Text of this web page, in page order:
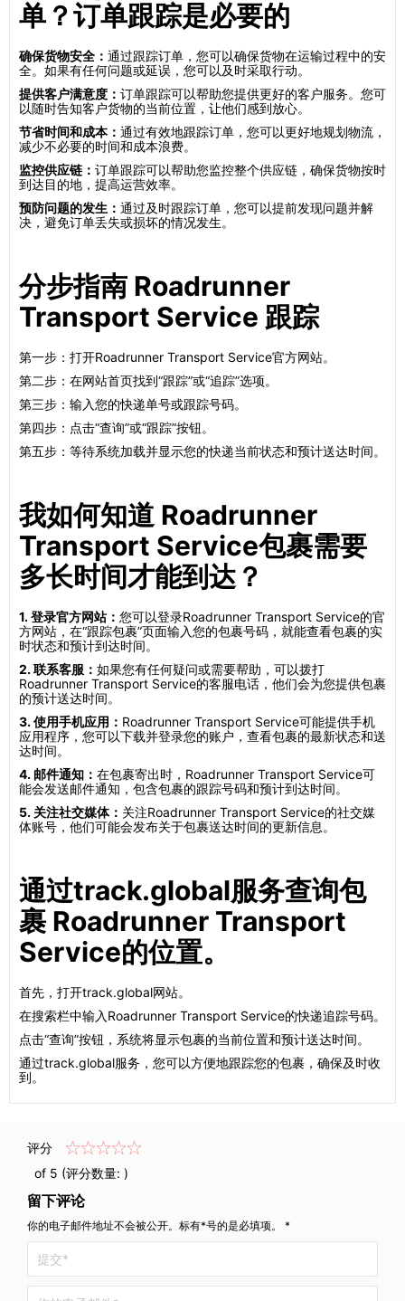
单？订单跟踪是必要的
确保货物安全： 通过跟踪订单，您可以确保货物在运输过程中的安
全。如果有任何问题或延误，您可以及时采取行动。
提供客户满意度： 订单跟踪可以帮助您提供更好的客户服务。您可
以随时告知客户货物的当前位置，让他们感到放心。
节省时间和成本： 通过有效地跟踪订单，您可以更好地规划物流，
减少不必要的时间和成本浪费。
监控供应链： 订单跟踪可以帮助您监控整个供应链，确保货物按时
到达目的地，提高运营效率。
预防问题的发生： 通过及时跟踪订单，您可以提前发现问题并解
决，避免订单丢失或损坏的情况发生。
分步指南 Roadrunner
Transport Service 跟踪
第一步：打开Roadrunner Transport Service官方网站。
第二步：在网站首页找到“跟踪”或“追踪”选项。
第三步：输入您的快递单号或跟踪号码。
第四步：点击“查询”或“跟踪”按钮。
第五步：等待系统加载并显示您的快递当前状态和预计送达时间。
我如何知道 Roadrunner
Transport Service包裹需要
多长时间才能到达？
1. 登录官方网站： 您可以登录Roadrunner Transport Service的官
方网站，在“跟踪包裹”页面输入您的包裹号码，就能查看包裹的实
时状态和预计到达时间。
2. 联系客服： 如果您有任何疑问或需要帮助，可以拨打
Roadrunner Transport Service的客服电话，他们会为您提供包裹
的预计送达时间。
3. 使用手机应用： Roadrunner Transport Service可能提供手机
应用程序，您可以下载并登录您的账户，查看包裹的最新状态和送
达时间。
4. 邮件通知： 在包裹寄出时，Roadrunner Transport Service可
能会发送邮件通知，包含包裹的跟踪号码和预计到达时间。
5. 关注社交媒体： 关注Roadrunner Transport Service的社交媒
体账号，他们可能会发布关于包裹送达时间的更新信息。
通过track.global服务查询包
裹 Roadrunner Transport
Service的位置。
首先，打开track.global网站。
在搜索栏中输入Roadrunner Transport Service的快递追踪号码。
点击“查询”按钮，系统将显示包裹的当前位置和预计送达时间。
通过track.global服务，您可以方便地跟踪您的包裹，确保及时收
到。
评分
of 5 (评分数量: )
留下评论
你的电子邮件地址不会被公开。标有*号的是必填项。 *